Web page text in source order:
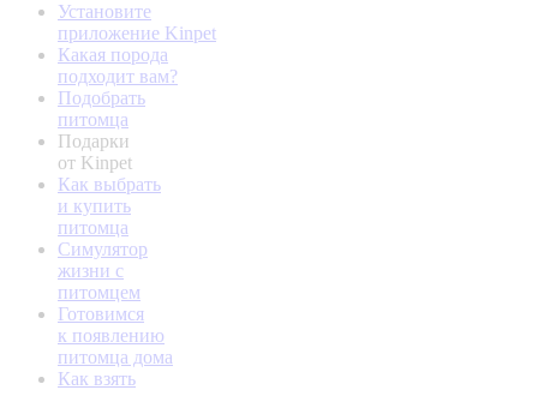
Установите
приложение Kinpet
Какая порода
подходит вам?
Подобрать
питомца
Подарки
от Kinpet
Как выбрать
и купить
питомца
Симулятор
жизни с
питомцем
Готовимся
к появлению
питомца дома
Как взять